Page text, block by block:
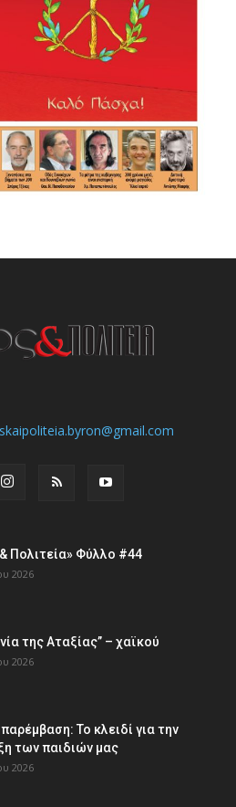
Πολιτεία» Φύλλο #44
2026
της Αταξίας” – χαϊκού
2026
Το κλειδί για την
των παιδιών µας
2026